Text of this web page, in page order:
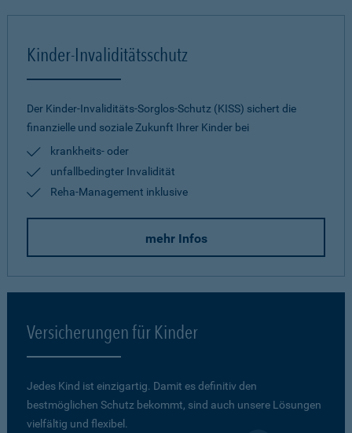
Kinder-Invaliditätsschutz
Der Kinder-Invaliditäts-Sorglos-Schutz (KISS) sichert die
finanzielle und soziale Zukunft Ihrer Kinder bei
krankheits- oder
unfallbedingter Invalidität
Reha-Management inklusive
mehr Infos
Versicherungen für Kinder
Jedes Kind ist einzigartig. Damit es definitiv den
bestmöglichen Schutz bekommt, sind auch unsere Lösungen
vielfältig und flexibel.